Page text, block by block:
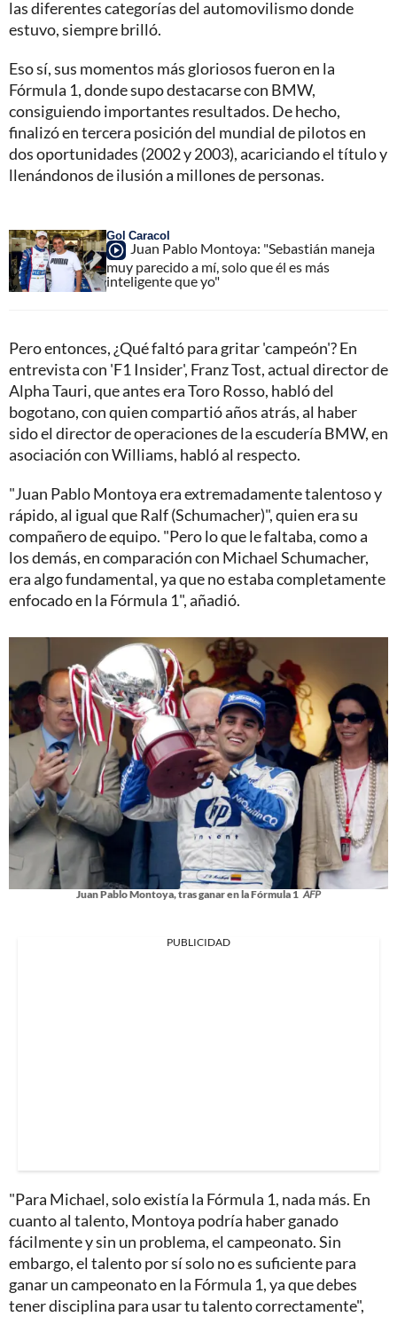
las diferentes categorías del automovilismo donde
estuvo, siempre brilló.
Eso sí, sus momentos más gloriosos fueron en la
Fórmula 1, donde supo destacarse con BMW,
consiguiendo importantes resultados. De hecho,
finalizó en tercera posición del mundial de pilotos en
dos oportunidades (2002 y 2003), acariciando el título y
llenándonos de ilusión a millones de personas.
Gol Caracol
Juan Pablo Montoya: "Sebastián maneja
muy parecido a mí, solo que él es más
inteligente que yo"
Pero entonces, ¿Qué faltó para gritar 'campeón'? En
entrevista con 'F1 Insider', Franz Tost, actual director de
Alpha Tauri, que antes era Toro Rosso, habló del
bogotano, con quien compartió años atrás, al haber
sido el director de operaciones de la escudería BMW, en
asociación con Williams, habló al respecto.
"Juan Pablo Montoya era extremadamente talentoso y
rápido, al igual que Ralf (Schumacher)", quien era su
compañero de equipo. "Pero lo que le faltaba, como a
los demás, en comparación con Michael Schumacher,
era algo fundamental, ya que no estaba completamente
enfocado en la Fórmula 1", añadió.
Juan Pablo Montoya, tras ganar en la Fórmula 1 AFP
PUBLICIDAD
"Para Michael, solo existía la Fórmula 1, nada más. En
cuanto al talento, Montoya podría haber ganado
fácilmente y sin un problema, el campeonato. Sin
embargo, el talento por sí solo no es suficiente para
ganar un campeonato en la Fórmula 1, ya que debes
tener disciplina para usar tu talento correctamente",